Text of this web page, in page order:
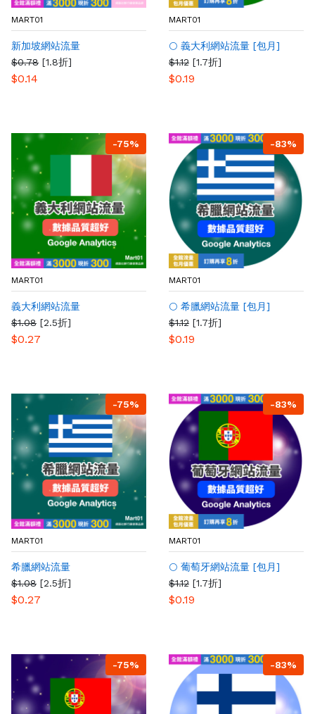
MART01
新加坡網站流量
$0.78 [1.8折]
$0.14
MART01
🌕 義大利網站流量 [包月]
$1.12 [1.7折]
$0.19
-75%
MART01
義大利網站流量
$1.08 [2.5折]
$0.27
-83%
MART01
🌕 希臘網站流量 [包月]
$1.12 [1.7折]
$0.19
-75%
MART01
希臘網站流量
$1.08 [2.5折]
$0.27
-83%
MART01
🌕 葡萄牙網站流量 [包月]
$1.12 [1.7折]
$0.19
-75% -83%